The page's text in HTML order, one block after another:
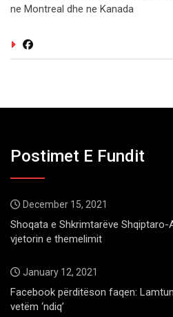
ne Montreal dhe ne Kanada
Postimet E Fundit
December 15, 2021
Shoqata e Shkrimtarëve
vjetorin e themelimit
January 12, 2021
Facebook përditëson faqen:
vetëm ‘ndiq’